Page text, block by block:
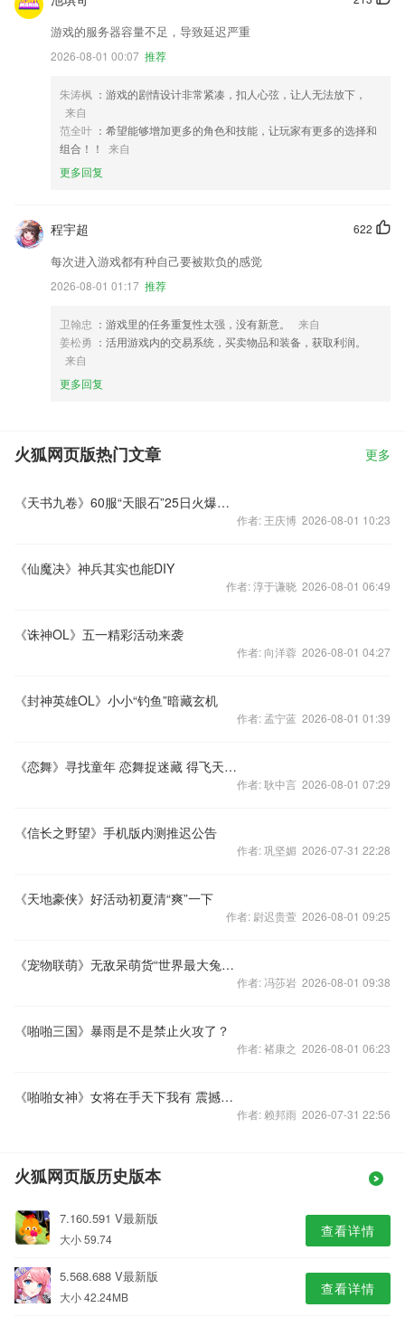
游戏的服务器容量不足，导致延迟严重
2026-08-01 00:07 推荐
朱涛枫 ：游戏的剧情设计非常紧凑，扣人心弦，让人无法放下，
来自
范全叶 ：希望能够增加更多的角色和技能，让玩家有更多的选择和
组合！！
来自
更多回复
622
程宇超
每次进入游戏都有种自己要被欺负的感觉
2026-08-01 01:17 推荐
卫翰忠 ：游戏里的任务重复性太强，没有新意。
来自
姜松勇 ：活用游戏内的交易系统，买卖物品和装备，获取利润。
来自
更多回复
火狐网页版热门文章 更多
《天书九卷》60服“天眼石”25日火爆开启
作者: 王庆博 2026-08-01 10:23
《仙魔决》神兵其实也能DIY
作者: 淳于谦晓 2026-08-01 06:49
《诛神OL》五一精彩活动来袭
作者: 向洋蓉 2026-08-01 04:27
《封神英雄OL》小小“钓鱼”暗藏玄机
作者: 孟宁蓝 2026-08-01 01:39
《恋舞》寻找童年 恋舞捉迷藏 得飞天好礼
作者: 耿中言 2026-08-01 07:29
《信长之野望》手机版内测推迟公告
作者: 巩坚媚 2026-07-31 22:28
《天地豪侠》好活动初夏清“爽”一下
作者: 尉迟贵萱 2026-08-01 09:25
《宠物联萌》无敌呆萌货“世界最大兔子”惊现
作者: 冯莎岩 2026-08-01 09:38
《啪啪三国》暴雨是不是禁止火攻了？
作者: 褚康之 2026-08-01 06:23
《啪啪女神》女将在手天下我有 震撼首爆
作者: 赖邦雨 2026-07-31 22:56
火狐网页版历史版本
7.160.591 V最新版
大小 59.74 查看详情
5.568.688 V最新版
大小 42.24MB 查看详情